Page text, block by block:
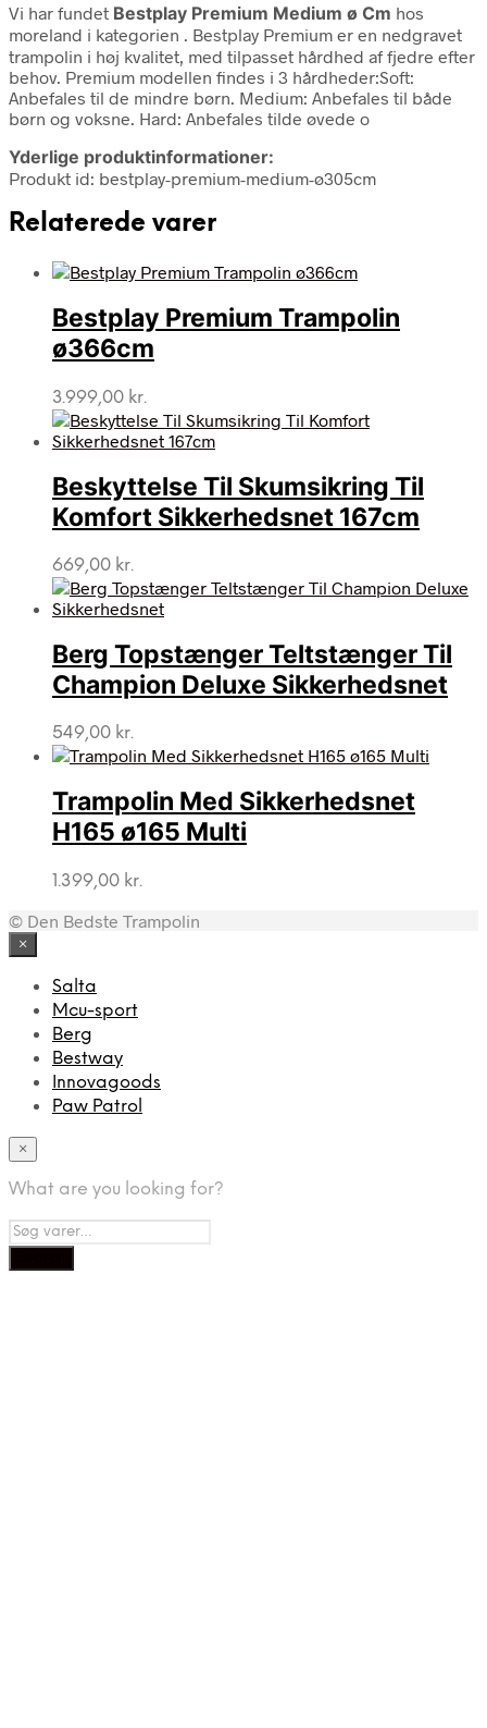
Vi har fundet Bestplay Premium Medium ø Cm hos
moreland i kategorien . Bestplay Premium er en nedgravet
trampolin i høj kvalitet, med tilpasset hårdhed af fjedre efter
behov. Premium modellen findes i 3 hårdheder:Soft:
Anbefales til de mindre børn. Medium: Anbefales til både
børn og voksne. Hard: Anbefales tilde øvede o
Yderlige produktinformationer:
Produkt id: bestplay-premium-medium-ø305cm
Relaterede varer
Bestplay Premium Trampolin
ø366cm
3.999,00 kr.
Beskyttelse Til Skumsikring Til
Komfort Sikkerhedsnet 167cm
669,00 kr.
Berg Topstænger Teltstænger Til
Champion Deluxe Sikkerhedsnet
549,00 kr.
Trampolin Med Sikkerhedsnet
H165 ø165 Multi
1.399,00 kr.
© Den Bedste Trampolin
×
Salta
Mcu-sport
Berg
Bestway
Innovagoods
Paw Patrol
×
What are you looking for?